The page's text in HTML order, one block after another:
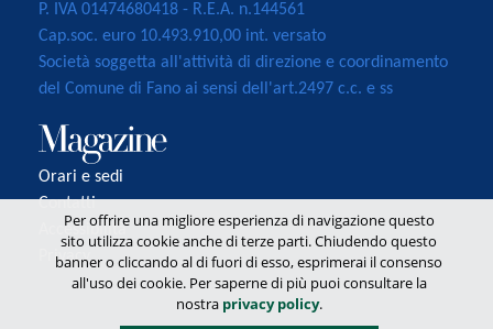
P. IVA 01474680418 - R.E.A. n.144561
Cap.soc. euro 10.493.910,00 int. versato
Società soggetta all'attività di direzione e coordinamento
del Comune di Fano ai sensi dell'art.2497 c.c. e ss
Orari e sedi
Contatti
Accessibilità
Privacy
Per offrire una migliore esperienza di navigazione questo
sito utilizza cookie anche di terze parti. Chiudendo questo
banner o cliccando al di fuori di esso, esprimerai il consenso
all'uso dei cookie. Per saperne di più puoi consultare la
nostra privacy policy.